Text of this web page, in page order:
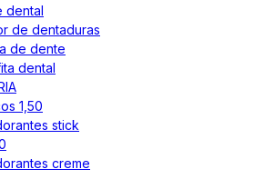
dental
de dentaduras
de dente
dental
1,50
stick
creme